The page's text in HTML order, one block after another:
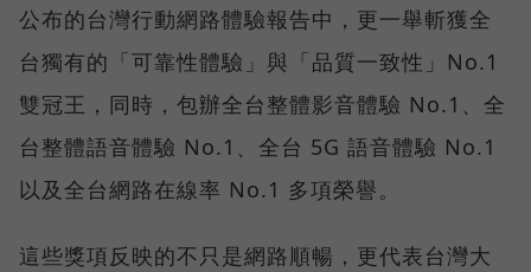
公布的台灣行動網路體驗報告中，更一舉斬獲全
台獨有的「可靠性體驗」與「品質一致性」No.1
雙冠王，同時，包辦全台整體影音體驗 No.1、全
台整體語音體驗 No.1、全台 5G 語音體驗 No.1
以及全台網路在線率 No.1 多項榮譽。
這些獎項反映的不只是網路順暢，更代表台灣大